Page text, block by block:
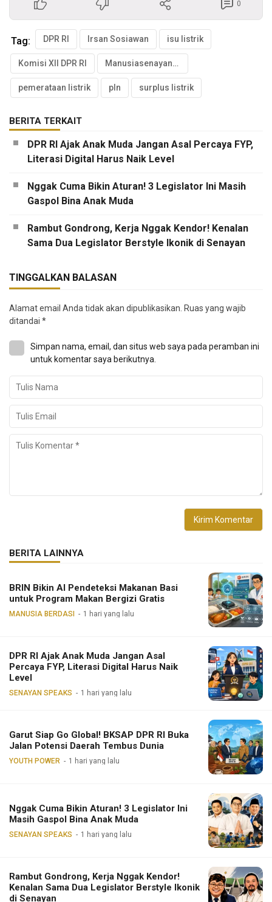
0
Tag: DPR RI Irsan Sosiawan isu listrik
Komisi XII DPR RI Manusiasenayan.id
pemerataan listrik pln surplus listrik
BERITA TERKAIT
DPR RI Ajak Anak Muda Jangan Asal Percaya FYP,
Literasi Digital Harus Naik Level
Nggak Cuma Bikin Aturan! 3 Legislator Ini Masih
Gaspol Bina Anak Muda
Rambut Gondrong, Kerja Nggak Kendor! Kenalan
Sama Dua Legislator Berstyle Ikonik di Senayan
TINGGALKAN BALASAN
Alamat email Anda tidak akan dipublikasikan. Ruas yang wajib
ditandai *
Simpan nama, email, dan situs web saya pada peramban ini
untuk komentar saya berikutnya.
BERITA LAINNYA
BRIN Bikin AI Pendeteksi Makanan Basi
untuk Program Makan Bergizi Gratis
MANUSIA BERDASI 1 hari yang lalu
DPR RI Ajak Anak Muda Jangan Asal
Percaya FYP, Literasi Digital Harus Naik
Level
SENAYAN SPEAKS 1 hari yang lalu
Garut Siap Go Global! BKSAP DPR RI Buka
Jalan Potensi Daerah Tembus Dunia
YOUTH POWER 1 hari yang lalu
Nggak Cuma Bikin Aturan! 3 Legislator Ini
Masih Gaspol Bina Anak Muda
SENAYAN SPEAKS 1 hari yang lalu
Rambut Gondrong, Kerja Nggak Kendor!
Kenalan Sama Dua Legislator Berstyle Ikonik
di Senayan